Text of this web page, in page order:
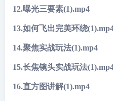
12.曝光三要素(1).mp4
13.如何飞出完美环绕
14.聚焦实战玩法(1).mp4
15.长焦镜头实战玩法
16.直方图讲解(1).mp4